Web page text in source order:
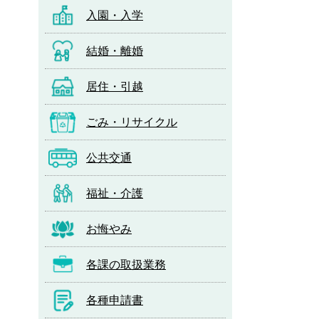
入園・入学
結婚・離婚
居住・引越
ごみ・リサイクル
公共交通
福祉・介護
お悔やみ
各課の取扱業務
各種申請書